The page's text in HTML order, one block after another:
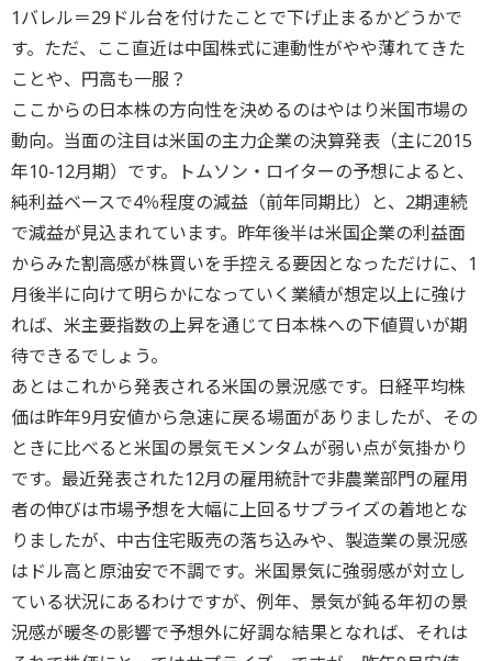
1バレル＝29ドル台を付けたことで下げ止まるかどうかで
す。ただ、ここ直近は中国株式に連動性がやや薄れてきた
ことや、円高も一服？
ここからの日本株の方向性を決めるのはやはり米国市場の
動向。当面の注目は米国の主力企業の決算発表（主に2015
年10-12月期）です。トムソン・ロイターの予想によると、
純利益ベースで4％程度の減益（前年同期比）と、2期連続
で減益が見込まれています。昨年後半は米国企業の利益面
からみた割高感が株買いを手控える要因となっただけに、1
月後半に向けて明らかになっていく業績が想定以上に強け
れば、米主要指数の上昇を通じて日本株への下値買いが期
待できるでしょう。
あとはこれから発表される米国の景況感です。日経平均株
価は昨年9月安値から急速に戻る場面がありましたが、その
ときに比べると米国の景気モメンタムが弱い点が気掛かり
です。最近発表された12月の雇用統計で非農業部門の雇用
者の伸びは市場予想を大幅に上回るサプライズの着地とな
りましたが、中古住宅販売の落ち込みや、製造業の景況感
はドル高と原油安で不調です。米国景気に強弱感が対立し
ている状況にあるわけですが、例年、景気が鈍る年初の景
況感が暖冬の影響で予想外に好調な結果となれば、それは